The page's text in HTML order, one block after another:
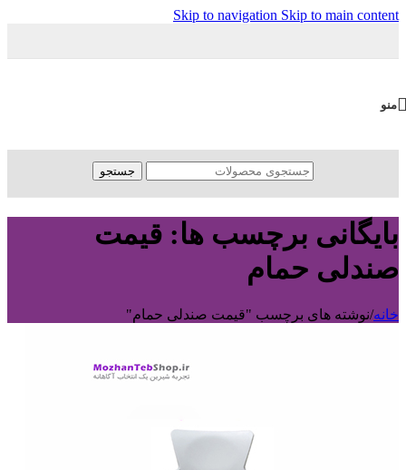
Skip to navigation Skip to main content
منو
جستجو
بایگانی برچسب ها: قیمت
صندلی حمام
خانه/نوشته های برچسب "قیمت صندلی حمام"